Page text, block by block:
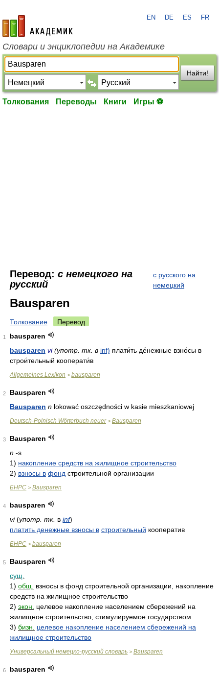
academic.ru
EN DE ES FR
Словари и энциклопедии на Академике
Найти!
Толкования Переводы Книги Игры ⚽
Перевод: с немецкого на
русский
с русского на
немецкий
Bausparen
Толкование Перевод
1
bausparen
bausparen vi (употр. тк. в inf) плати́ть де́нежные взно́сы в
строи́тельный кооперати́в
Allgemeines Lexikon > bausparen
2
Bausparen
Bausparen n lokować oszczędności w kasie mieszkaniowej
Deutsch-Polnisch Wörterbuch neuer> Bausparen
3
Bausparen
n -s
1) накопление средств на жилищное строительство
2) взносы в фонд строительной организации
БНРС > Bausparen
4
bausparen
vi(употр. тк. в inf)
платить денежные взносы в строительный кооператив
БНРС > bausparen
5
Bausparen
сущ.
1) общ.
взносы в фонд строительной организации, накопление
средств на жилищное строительство
2) экон.
целевое накопление населением сбережений на
жилищное строительство, стимулируемое государством
3) бизн.
целевое накопление населением сбережений на
жилищное строительство
Универсальный немецко-русский словарь > Bausparen
6
bausparen